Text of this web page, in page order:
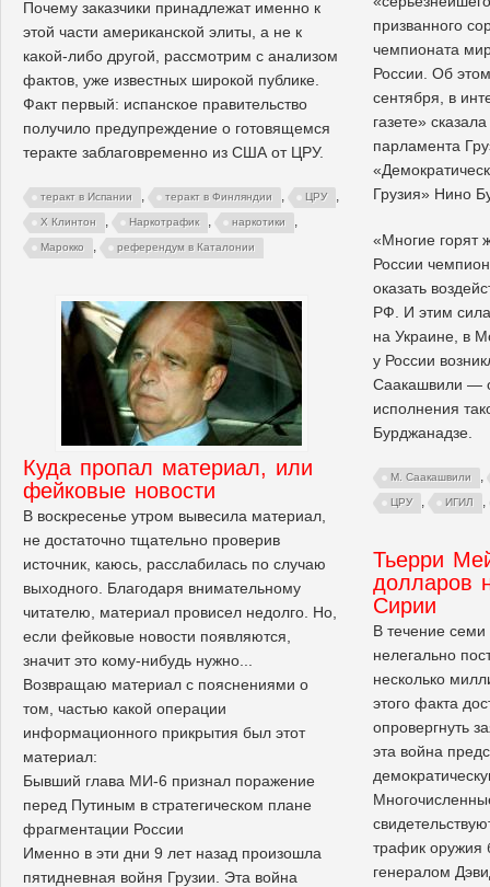
призванного
чемпионата
России. Об
сентября, в
газете»
парламента
Грузия» Нино
«Многие горят
России
оказать
РФ. И этим
на Украине, в
у России
Саакашвили —
исполнения
Бурджанадзе.
М. Саакашвили ,
ЦРУ , ИГИЛ ,
Почему заказчики принадлежат именно к
этой части американской элиты, а не к
какой-либо другой, рассмотрим с анализом
фактов, уже известных широкой публике.
Факт первый: испанское правительство
получило предупреждение о готовящемся
теракте заблаговременно из США от ЦРУ.
теракт в Испании , теракт в Финляндии , ЦРУ ,
Х Клинтон , Наркотрафик , наркотики ,
Марокко , референдум в Каталонии
Куда пропал материал, или
фейковые новости
В воскресенье утром вывесила материал,
не достаточно тщательно проверив
источник, каюсь, расслабилась по случаю
выходного. Благодаря внимательному
читателю, материал провисел недолго. Но,
если фейковые новости появляются,
значит это кому-нибудь нужно...
Возвращаю материал с пояснениями о
том, частью какой операции
информационного прикрытия был этот
материал:
Бывший глава МИ-6 признал поражение
перед Путиным в стратегическом плане
фрагментации России
Именно в эти дни 9 лет назад произошла
пятидневная войня Грузии. Эта война
Тьерри
долларов
Сирии
В течение
нелегально
несколько
этого факта
опровергнуть
эта война
трафик оружия
генералом